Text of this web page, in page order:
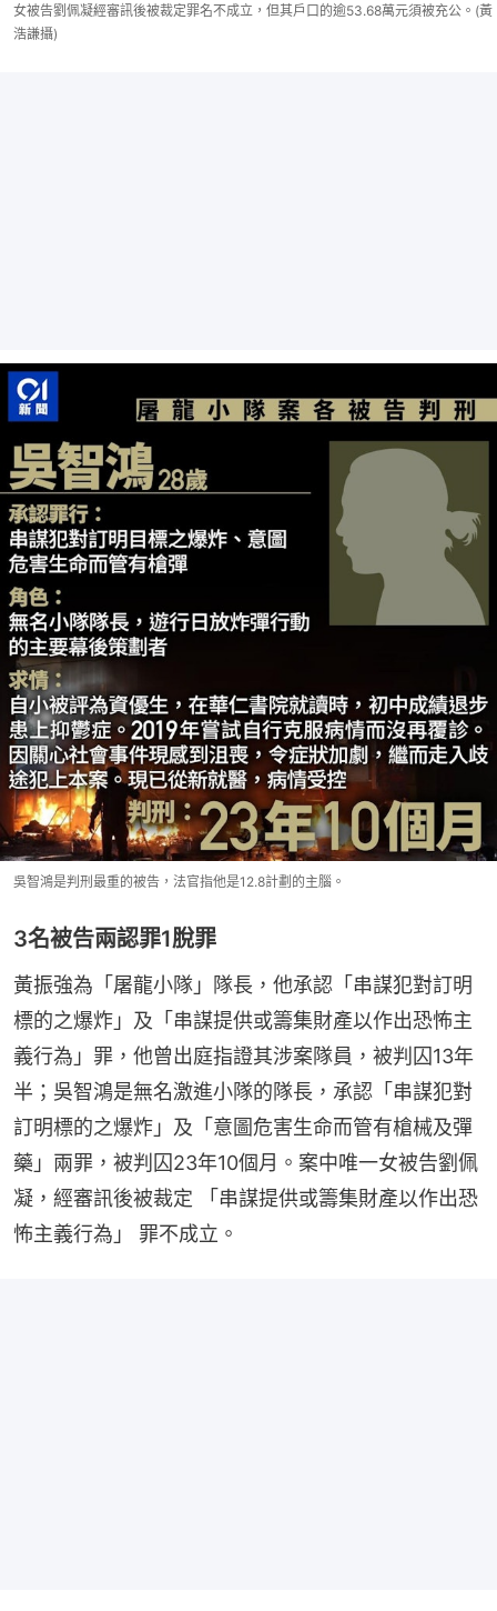
女被告劉佩凝經審訊後被裁定罪名不成立，但其戶口的逾53.68萬元須被充公。(黃
浩謙攝)
吳智鴻是判刑最重的被告，法官指他是12.8計劃的主腦。
3名被告兩認罪1脫罪
黃振強為「屠龍小隊」隊長，他承認「串謀犯對訂明
標的之爆炸」及「串謀提供或籌集財產以作出恐怖主
義行為」罪，他曾出庭指證其涉案隊員，被判囚13年
半；吳智鴻是無名激進小隊的隊長，承認「串謀犯對
訂明標的之爆炸」及「意圖危害生命而管有槍械及彈
藥」兩罪，被判囚23年10個月。案中唯一女被告劉佩
凝，經審訊後被裁定 「串謀提供或籌集財產以作出恐
怖主義行為」 罪不成立。